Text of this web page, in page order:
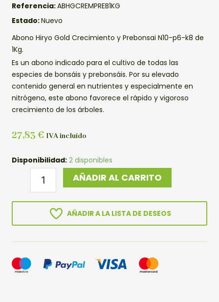
Referencia:ABHGCREMPREB1KG
Estado:Nuevo
Abono Hiryo Gold Crecimiento y Prebonsai N10-p6-k8 de
1Kg.
Es un abono indicado para el cultivo de todas las
especies de bonsáis y prebonsáis. Por su elevado
contenido general en nutrientes y especialmente en
nitrógeno, este abono favorece el rápido y vigoroso
crecimiento de los árboles.
27,83 € IVA incluído
Disponibilidad: 2 disponibles
ABONO
AÑADIR AL CARRITO
AÑADIR A LA LISTA DE DESEOS